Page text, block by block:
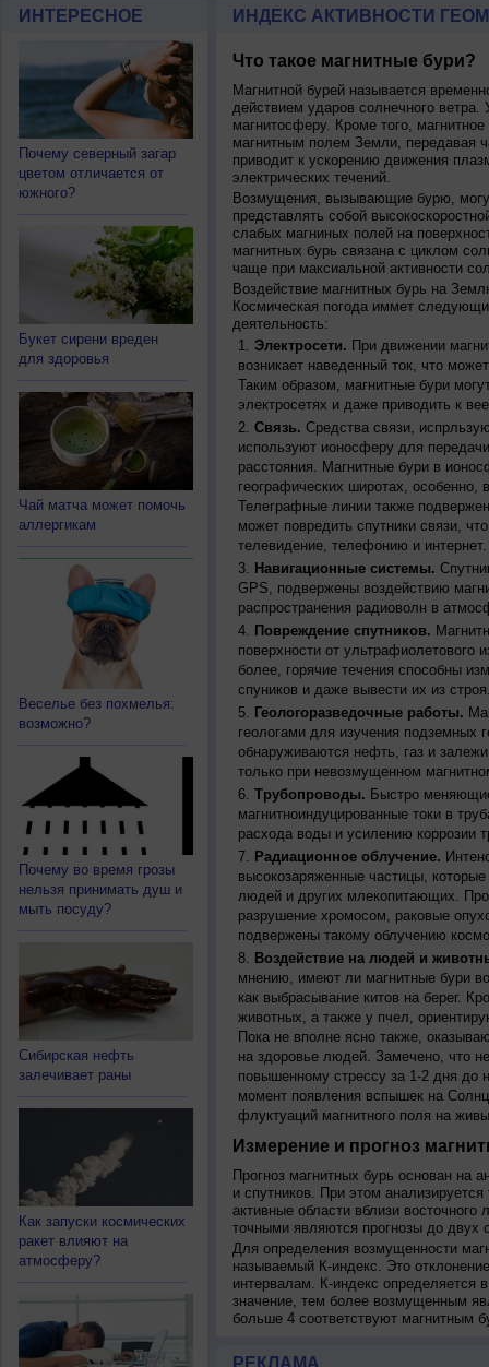
ИНТЕРЕСНОЕ
Почему северный загар
цветом отличается от
южного?
Букет сирени вреден
для здоровья
Чай матча может помочь
аллергикам
Веселье без похмелья:
возможно?
Почему во время грозы
нельзя принимать душ и
мыть посуду?
Сибирская нефть
залечивает раны
Как запуски космических
ракет влияют на
атмосферу?
ИНДЕКС АКТИВНОСТИ
Что такое магнитные бури?
Магнитной бурей называется
действием ударов солнечного ветра.
магнитосферу. Кроме того,
магнитным полем Земли, передавая
приводит к ускорению движения
электрических течений.
Возмущения, вызывающие бурю,
представлять собой
слабых магниных полей на
магнитных бурь связана с циклом
чаще при максиальной активности
Воздействие магнитных бурь на
Космическая погода иммет
деятельность:
Электросети. При движении
возникает наведенный ток, что
Таким образом, магнитные бури
электросетях и даже приводить к
Связь. Средства связи,
используют ионосферу для
расстояния. Магнитные бури в
географических широтах,
Телеграфные линии также
может повредить спутники связи,
телевидение, телефонию и интернет.
Навигационные системы.
GPS, подвержены воздействию
распространения радиоволн в
Повреждение спутников.
поверхности от ультрафиолетового
более, горячие течения способны
спуников и даже вывести их из
Геологоразведочные работы.
геологами для изучения подземных
обнаруживаются нефть, газ и
только при невозмущенном
Трубопроводы. Быстро
магнитноиндуцированные токи в
расхода воды и усилению коррозии
Радиационное облучение.
высокозаряженные частицы,
людей и других млекопитающих.
разрушение хромосом, раковые
подвержены такому облучению
Воздействие на людей и
мнению, имеют ли магнитные бури
как выбрасывание китов на берег.
животных, а также у пчел,
Пока не вполне ясно также,
на здоровье людей. Замечено, что
повышенному стрессу за 1-2 дня до
момент появления вспышек на
флуктуаций магнитного поля на
Измерение и прогноз
Прогноз магнитных бурь основан на
и спутников. При этом
активные области вблизи
точными являются прогнозы до двух
Для определения возмущенности
называемый К-индекс. Это
интервалам. К-индекс определяется
значение, тем более возмущенным
больше 4 соответствуют магнитным
РЕКЛАМА